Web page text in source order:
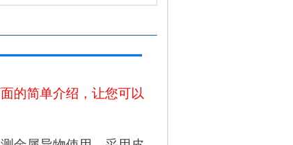
的简单介绍，让您可以